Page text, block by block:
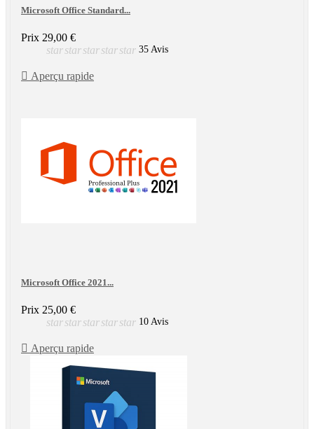
Microsoft Office Standard...
Prix 29,00 €
starstarstarstarstar 35 Avis
 Aperçu rapide
Microsoft Office 2021...
Prix 25,00 €
starstarstarstarstar 10 Avis
 Aperçu rapide